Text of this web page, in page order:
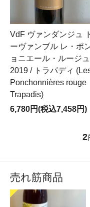
VdF ヴァンダンジュ
ーヴァンブル レ・ポ
ョニエール・ルージュ
2019 / トラパディ
Ponchonnières rouge
Trapadis)
6,780円(税込7,458円)
2
売れ筋商品